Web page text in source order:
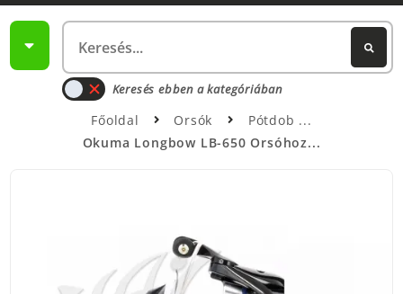
Keresés ebben a kategóriában
Főoldal Orsók
Pótdob
Okuma Longbow LB-650 Orsóhoz...